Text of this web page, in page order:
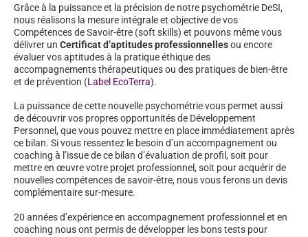
Grâce à la puissance et la précision de notre psychométrie DeSI,
nous réalisons la mesure intégrale et objective de vos
Compétences de Savoir-être (soft skills) et pouvons même vous
délivrer un Certificat d’aptitudes professionnellesou encore
évaluer vos aptitudes à la pratique éthique des
accompagnements thérapeutiques ou des pratiques de bien-être
et de prévention (Label EcoTerra).
La puissance de cette nouvelle psychométrie vous permet aussi
de découvrir vos propres opportunités de Développement
Personnel, que vous pouvez mettre en place immédiatement après
ce bilan. Si vous ressentez le besoin d’un accompagnement ou
coaching à l’issue de ce bilan d’évaluation de profil, soit pour
mettre en œuvre votre projet professionnel, soit pour acquérir de
nouvelles compétences de savoir-être, nous vous ferons un devis
complémentaire sur-mesure.
20 années d’expérience en accompagnement professionnel et en
coaching nous ont permis de développer les bons tests pour